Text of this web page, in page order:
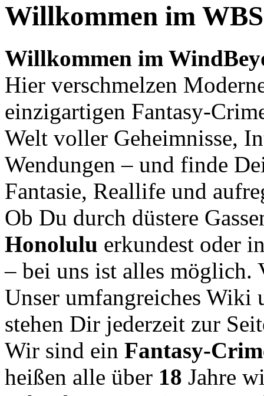
Willkommen im WBS
Willkommen im
Hier verschmelzen
einzigartigen Fantasy-
Welt voller Geheimnisse,
Wendungen – und finde
Fantasie, Reallife und
Ob Du durch düstere
Honolulu erkundest oder
– bei uns ist alles möglich.
Unser umfangreiches Wiki
stehen Dir jederzeit zur
Wir sind ein Fantasy-
heißen alle über 18 Jahre